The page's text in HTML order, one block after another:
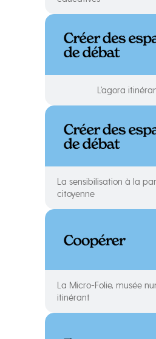
L’agora
La sensibilisation à la
citoyenne
La Micro-Folie, musée
itinérant